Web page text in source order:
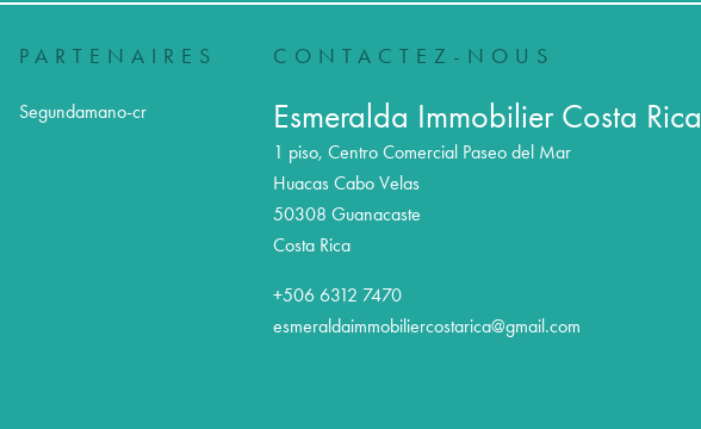
PARTENAIRES
Segundamano-cr
CONTACTEZ-NOUS
Esmeralda Immobilier Costa Rica
1 piso, Centro Comercial Paseo del Mar
Huacas Cabo Velas
50308 Guanacaste
Costa Rica
+506 6312 7470
esmeraldaimmobiliercostarica@gmail.com